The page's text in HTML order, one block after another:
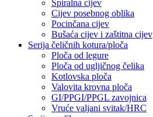
Spiralna cijev
Cijev posebnog oblika
Pocinčana cijev
Bušaća cijev i zaštitna cijev
Serija čeličnih kotura/ploča
Ploča od legure
Ploča od ugljičnog čelika
Kotlovska ploča
Valovita krovna ploča
GI/PPGI/PPGL zavojnica
Vruće valjani svitak/HRC